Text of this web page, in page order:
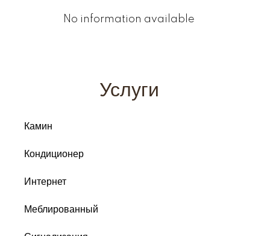
No information available
Услуги
Камин
Кондиционер
Интернет
Меблированный